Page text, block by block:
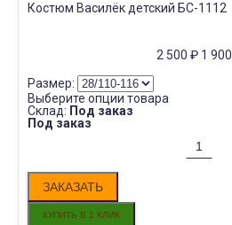
Костюм Василёк детский БС-1112
2 500 ₽ 1 900
Размер:
Выберите опции товара
Склад: Под заказ
Под заказ
ЗАКАЗАТЬ